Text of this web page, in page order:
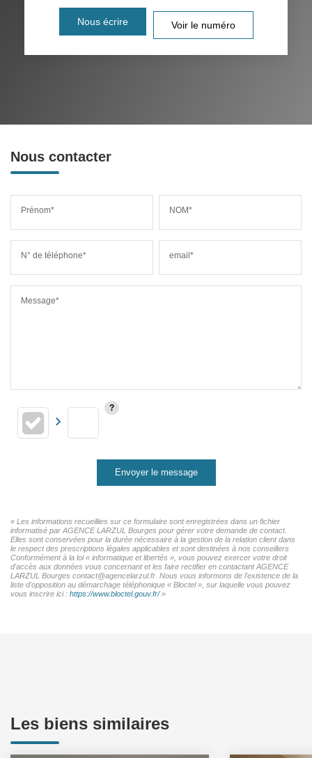
Nous écrire Voir le numéro
Nous contacter
Prénom* NOM*
N° de téléphone* email*
Message*
Envoyer le message
« Les informations recueillies sur ce formulaire sont enregistrées dans un fichier
informatisé par AGENCE LARZUL Bourges pour gérer votre demande de contact.
Elles sont conservées pour la durée nécessaire à la gestion de la relation client dans
le respect des prescriptions légales applicables et sont destinées à nos conseillers
Conformément à la loi « informatique et libertés », vous pouvez exercer votre droit
d'accès aux données vous concernant et les faire rectifier en contactant AGENCE
LARZUL Bourges contact@agencelarzul.fr. Nous vous informons de l'existence de la
liste d'opposition au démarchage téléphonique « Bloctel », sur laquelle vous pouvez
vous inscrire ici : https://www.bloctel.gouv.fr/»
Les biens similaires